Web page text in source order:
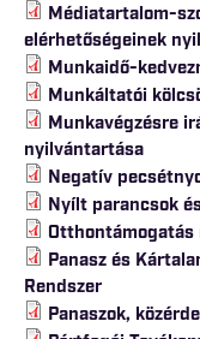
Médiatartalom-
elérhetőségeinek
Munkaidő-
Munkáltatói
Munkavégzésre
nyilvántartása
Negatív
Nyílt parancsok
Panasz és
Rendszer
Panaszok,